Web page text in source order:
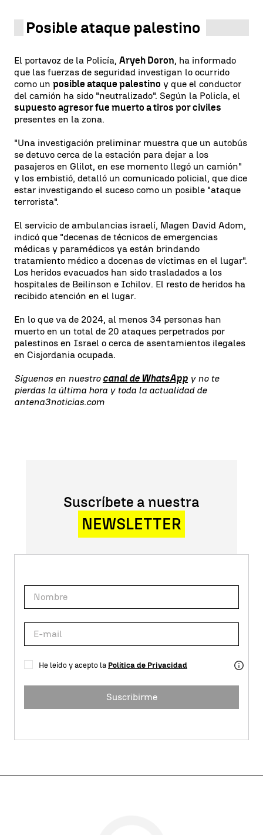
Posible ataque palestino
El portavoz de la Policía, Aryeh Doron, ha informado
que las fuerzas de seguridad investigan lo ocurrido
como un posible ataque palestino y que el conductor
del camión ha sido "neutralizado". Según la Policía, el
supuesto agresor fue muerto a tiros por civiles
presentes en la zona.
"Una investigación preliminar muestra que un autobús
se detuvo cerca de la estación para dejar a los
pasajeros en Glilot, en ese momento llegó un camión"
y los embistió, detalló un comunicado policial, que dice
estar investigando el suceso como un posible "ataque
terrorista".
El servicio de ambulancias israelí, Magen David Adom,
indicó que "decenas de técnicos de emergencias
médicas y paramédicos ya están brindando
tratamiento médico a docenas de víctimas en el lugar".
Los heridos evacuados han sido trasladados a los
hospitales de Beilinson e Ichilov. El resto de heridos ha
recibido atención en el lugar.
En lo que va de 2024, al menos 34 personas han
muerto en un total de 20 ataques perpetrados por
palestinos en Israel o cerca de asentamientos ilegales
en Cisjordania ocupada.
Síguenos en nuestro canal de WhatsApp y no te
pierdas la última hora y toda la actualidad de
antena3noticias.com
Suscríbete a nuestra
NEWSLETTER
He leído y acepto la Política de Privacidad
Suscribirme